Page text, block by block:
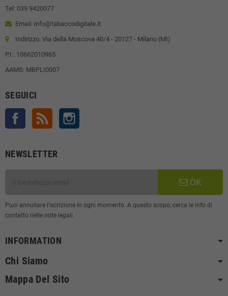
Tel: 039 9420077
Email: info@tabaccodigitale.it
Indirizzo: Via della Moscova 40/4 - 20127 - Milano (MI)
P.I.: 10662010965
AAMS: MBPLI0007
SEGUICI
Facebook Rss
NEWSLETTER
OK
Puoi annullare l'iscrizione in ogni momento. A questo scopo, cerca le info di
contatto nelle note legali.
INFORMATION
Chi Siamo
Mappa Del Sito